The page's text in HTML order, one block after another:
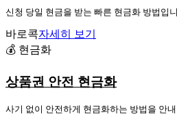
신청 당일 현금을 받는 빠른 현금화 방법입
바로콕자세히 보기
💰 현금화
상품권 안전 현금화
사기 없이 안전하게 현금화하는 방법을 안